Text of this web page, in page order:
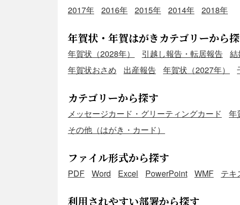
2017年
2016年 2015年 2014年 2018年
年賀状・年賀はがきカテゴリーから
年賀状（2028年） 引越し報告・転居報告 結
年賀状おさめ
出産報告 年賀状（2027年）
カテゴリーから探す
メッセージカード・グリーティングカード 年
その他（はがき・カード）
ファイル形式から探す
PDF Word Excel PowerPoint WMF テキ
利用されやすい部署から探す